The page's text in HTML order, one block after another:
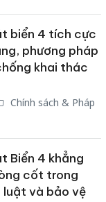
biển 4 tích cực
phương pháp
khai thác
Chính sách & Pháp
Biển 4 khẳng
cốt trong
và bảo vệ